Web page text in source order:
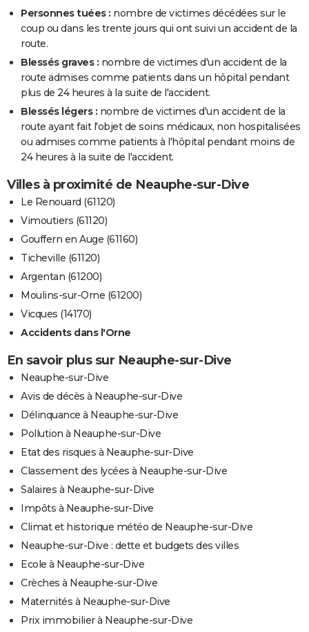
Personnes tuées : nombre de victimes décédées sur le
coup ou dans les trente jours qui ont suivi un accident de la
route.
Blessés graves : nombre de victimes d'un accident de la
route admises comme patients dans un hôpital pendant
plus de 24 heures à la suite de l'accident.
Blessés légers : nombre de victimes d'un accident de la
route ayant fait l'objet de soins médicaux, non hospitalisées
ou admises comme patients à l'hôpital pendant moins de
24 heures à la suite de l'accident.
Villes à proximité de Neauphe-sur-Dive
Le Renouard (61120)
Vimoutiers (61120)
Gouffern en Auge (61160)
Ticheville (61120)
Argentan (61200)
Moulins-sur-Orne (61200)
Vicques (14170)
Accidents dans l'Orne
En savoir plus sur Neauphe-sur-Dive
Neauphe-sur-Dive
Avis de décès à Neauphe-sur-Dive
Délinquance à Neauphe-sur-Dive
Pollution à Neauphe-sur-Dive
Etat des risques à Neauphe-sur-Dive
Classement des lycées à Neauphe-sur-Dive
Salaires à Neauphe-sur-Dive
Impôts à Neauphe-sur-Dive
Climat et historique météo de Neauphe-sur-Dive
Neauphe-sur-Dive : dette et budgets des villes
Ecole à Neauphe-sur-Dive
Crèches à Neauphe-sur-Dive
Maternités à Neauphe-sur-Dive
Prix immobilier à Neauphe-sur-Dive